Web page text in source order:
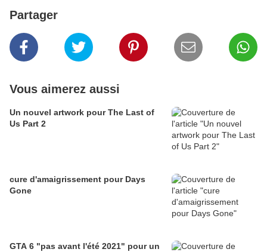
Partager
Vous aimerez aussi
Un nouvel artwork pour The Last of
Us Part 2
cure d'amaigrissement pour Days
Gone
GTA 6 "pas avant l'été 2021" pour un